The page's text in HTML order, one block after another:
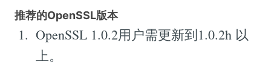
推荐的OpenSSL版本
OpenSSL 1.0.2用户需更新到1.0.2h 以
上。